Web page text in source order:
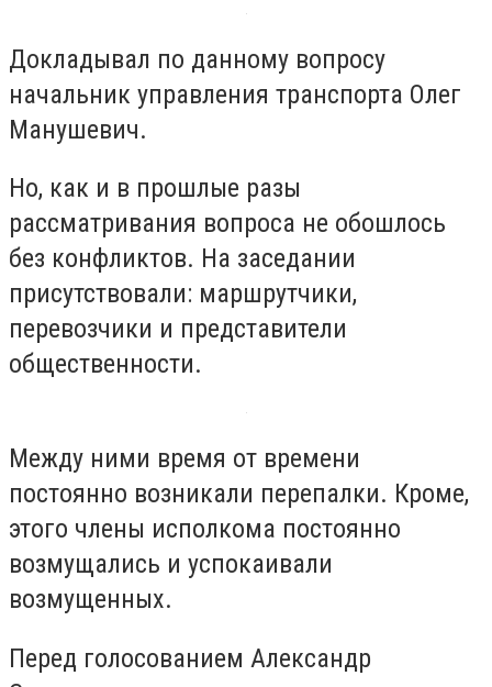
Докладывал по данному вопросу
начальник управления транспорта Олег
Манушевич.
Но, как и в прошлые разы
рассматривания вопроса не обошлось
без конфликтов. На заседании
присутствовали: маршрутчики,
перевозчики и представители
общественности.
Между ними время от времени
постоянно возникали перепалки. Кроме,
этого члены исполкома постоянно
возмущались и успокаивали
возмущенных.
Перед голосованием Александр